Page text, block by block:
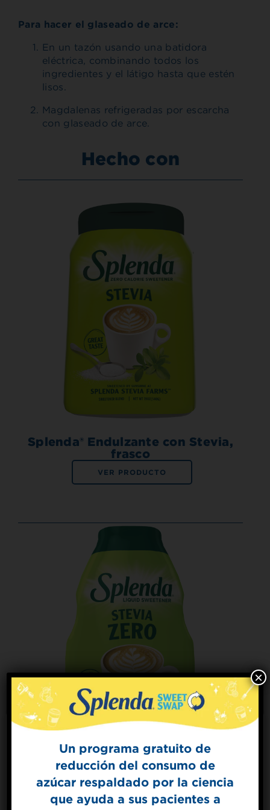
Para hacer el glaseado de arce:
En un tazón usando una batidora
eléctrica, combinando todos los
ingredientes y el látigo hasta que estén
lisos.
Magdalenas refrigeradas por escarcha
con glaseado de arce.
Hecho con
Splenda® Endulzante con Stevia,
frasco
VER PRODUCTO
Splenda® Endulzante Líquido
con Stevia
VER PRODUCTO
Un programa gratuito de
reducción del consumo de
azúcar respaldado por la ciencia
que ayuda a sus pacientes a
×
The Sweet Dish
Get mouth-watering recipes from the